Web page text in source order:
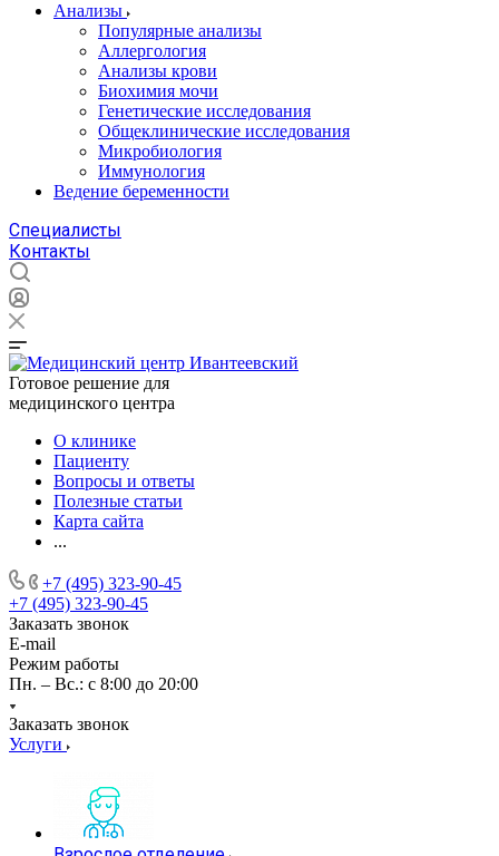
Анализы
Популярные анализы
Аллергология
Анализы крови
Биохимия мочи
Генетические исследования
Общеклинические исследования
Микробиология
Иммунология
Ведение беременности
Специалисты
Контакты
Готовое решение для
медицинского центра
О клинике
Пациенту
Вопросы и ответы
Полезные статьи
Карта сайта
...
+7 (495) 323-90-45
+7 (495) 323-90-45
Заказать звонок
E-mail
Режим работы
Пн. – Вс.: с 8:00 до 20:00
Заказать звонок
Услуги